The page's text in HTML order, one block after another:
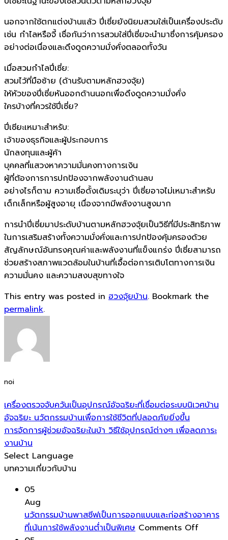
นอกจากใช้ตกแต่งบ้านแล้ว ปี่เซี่ยยังนิยมสวมใส่เป็นเครื่องประดับ
เช่น กำไลหรือจี้ เชื่อกันว่าการสวมใส่ปี่เซี่ยจะนำมาซึ่งการคุ้มครอง
อย่างต่อเนื่องและดึงดูดความมั่งคั่งตลอดทั้งวัน
เมื่อสวมกำไลปี่เซี่ย:
สวมไว้ที่มือซ้าย (ด้านรับตามหลักฮวงจุ้ย)
ให้หัวของปี่เซี่ยหันออกด้านนอกเพื่อดึงดูดความมั่งคั่ง
ใครบ้างที่ควรใช้ปี่เซี่ย?
ปี่เซียะเหมาะสำหรับ:
เจ้าของธุรกิจและผู้ประกอบการ
นักลงทุนและผู้ค้า
บุคคลที่แสวงหาความมั่นคงทางการเงิน
ผู้ที่ต้องการการปกป้องจากพลังงานด้านลบ
อย่างไรก็ตาม ความเชื่อดั้งเดิมระบุว่า ปี่เซี่ยอาจไม่เหมาะสำหรับ
เด็กเล็กหรือผู้สูงอายุ เนื่องจากมีพลังงานสูงมาก
การนำปี่เซี่ยมาประดับบ้านตามหลักฮวงจุ้ยเป็นวิธีที่มีประสิทธิภาพ
ในการเสริมสร้างทั้งความมั่งคั่งและการปกป้องคุ้มครองด้วย
สัญลักษณ์อันทรงคุณค่าและพลังงานที่แข็งแกร่ง ปี่เซี่ยสามารถ
ช่วยสร้างสภาพแวดล้อมในบ้านที่เอื้อต่อการเติบโตทางการเงิน
ความมั่นคง และความสงบสุขทางใจ
This entry was posted in ฮวงจุ้ยบ้าน. Bookmark the
permalink.
noi
เครื่องตรวจจับควันเป็นอุปกรณ์อัจฉริยะที่เชื่อมต่อระบบนิเวศบ้าน
อัจฉริยะ นวัตกรรมบ้านเพื่อการใช้ชีวิตที่ปลอดภัยยิ่งขึ้น
การจัดการผู้ช่วยอัจฉริยะในบ้า วิธีใช้อุปกรณ์ต่างๆ เพื่อลดภาระ
งานบ้าน
Select Language
บทความเกี่ยวกับบ้าน
05
Aug
นวัตกรรมบ้านพาสซีฟเป็นการออกแบบและก่อสร้างอาคาร
ที่เน้นการใช้พลังงานต่ำเป็นพิเศษ Comments Offon